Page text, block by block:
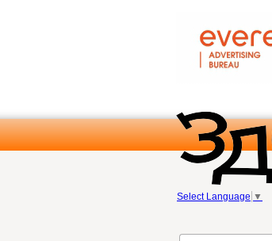
Select Language ▼